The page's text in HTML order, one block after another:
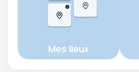
Mes lieux